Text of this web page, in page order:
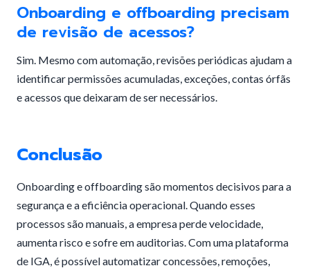
Onboarding e offboarding precisam
de revisão de acessos?
Sim. Mesmo com automação, revisões periódicas ajudam a
identificar permissões acumuladas, exceções, contas órfãs
e acessos que deixaram de ser necessários.
Conclusão
Onboarding e offboarding são momentos decisivos para a
segurança e a eficiência operacional. Quando esses
processos são manuais, a empresa perde velocidade,
aumenta risco e sofre em auditorias. Com uma plataforma
de IGA, é possível automatizar concessões, remoções,